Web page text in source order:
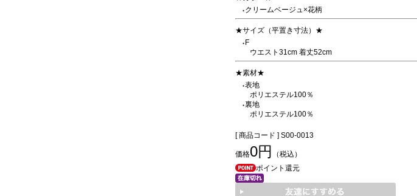
● クリームベージュ×花柄
★サイズ（平置き寸法）★
● F
ウエスト31cm 着丈52cm
★素材★
●表地
ポリエステル100％
●裏地
ポリエステル100％
[ 商品コード ] S00-0013
価格0円
（税込）
ポイント還元